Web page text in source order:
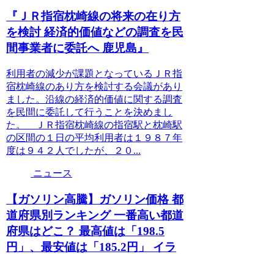
『ＪＲ指宿枕崎線の将来の在り方
を検討 経済的価値などの調査を民
間事業者に委託へ 鹿児島』
利用者の減少が課題となっているＪＲ指
宿枕崎線のあり方を検討する会議があり
ました。沿線の経済的価値に関する調査
を民間に委託して行うことを決めまし
た。 ＪＲ指宿枕崎線の指宿駅と枕崎駅
の区間の１日の平均利用者は１９８７年
度は９４２人でしたが、２０...
ニュース
【ガソリン高騰】ガソリン価格 都
道府県別ランキング 一番高い都道
府県はどこ？ 最高値は「198.5
円」、最安値は「185.2円」 イラ